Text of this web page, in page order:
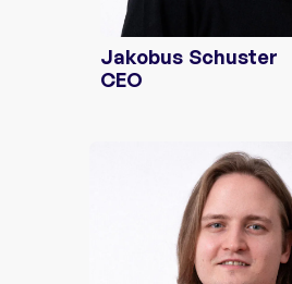
Jakobus Schuster
CEO